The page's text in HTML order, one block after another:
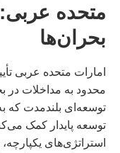
متحده عربی:
بحران‌ها
امارات متحده عربی
محدود به مداخلات در
توسعه‌ای بلندمدت که
توسعه پایدار کمک
استراتژی‌های